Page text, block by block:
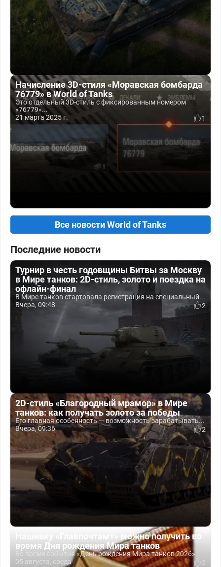
Начисление 3D-стиля «Моравская бомбарда
76779» в World of Tanks
Это отдельный 3D-стиль с фиксированным номером
«76779»...
21 марта 2025 г.
1
Все новости World of Tanks
Последние новости
Турнир в честь годовщины Битвы за Москву
в Мире танков: 2D-стиль, золото и поездка на
офлайн-финал
В Мире танков стартовала регистрация на специальный...
Вчера, 09:48
2
2D-стиль «Благородный мрамор» в Мире
танков: как получать золото за победы
Его главная особенность — возможность зарабатывать...
Вчера, 09:36
2
Нашивку «Главпочтамт» можно получить во
время Дня рождения Мира танков
Во время события «День рождения Мира танков 2026»...
05 августа, среда
5